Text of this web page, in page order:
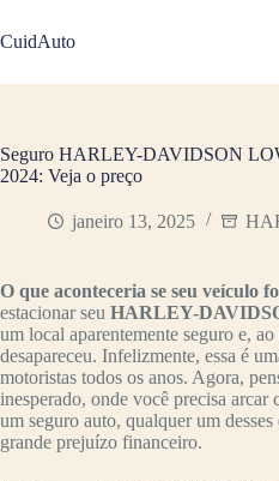
para
o
CuidAuto
Seguro HARLEY-DAVIDSON
2024: Veja o preço
janeiro 13, 2025
O que aconteceria se seu veículo
estacionar seu HARLEY-
um local aparentemente seguro e,
desapareceu. Infelizmente, essa é
motoristas todos os anos. Agora,
inesperado, onde você precisa arcar
um seguro auto, qualquer um
grande prejuízo financeiro.